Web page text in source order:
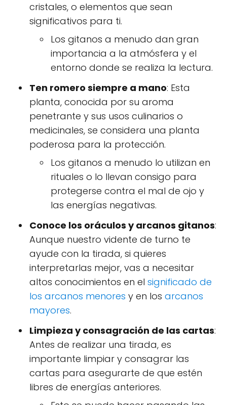
cristales, o elementos que sean
significativos para ti.
Los gitanos a menudo dan gran
importancia a la atmósfera y el
entorno donde se realiza la lectura.
Ten romero siempre a mano: Esta
planta, conocida por su aroma
penetrante y sus usos culinarios o
medicinales, se considera una planta
poderosa para la protección.
Los gitanos a menudo lo utilizan en
rituales o lo llevan consigo para
protegerse contra el mal de ojo y
las energías negativas.
Conoce los oráculos y arcanos gitanos:
Aunque nuestro vidente de turno te
ayude con la tirada, si quieres
interpretarlas mejor, vas a necesitar
altos conocimientos en el significado de
los arcanos menores y en los arcanos
mayores.
Limpieza y consagración de las cartas:
Antes de realizar una tirada, es
importante limpiar y consagrar las
cartas para asegurarte de que estén
libres de energías anteriores.